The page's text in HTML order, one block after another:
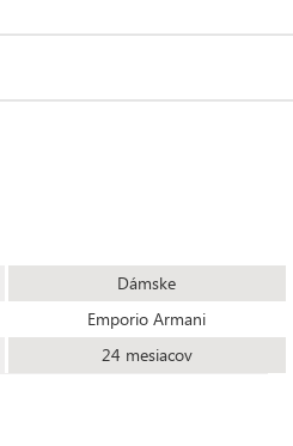
Dámske
Emporio Armani
24 mesiacov